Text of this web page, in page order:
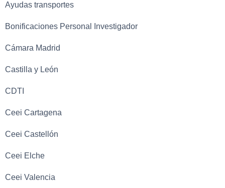
Ayudas transportes
Bonificaciones Personal Investigador
Cámara Madrid
Castilla y León
CDTI
Ceei Cartagena
Ceei Castellón
Ceei Elche
Ceei Valencia